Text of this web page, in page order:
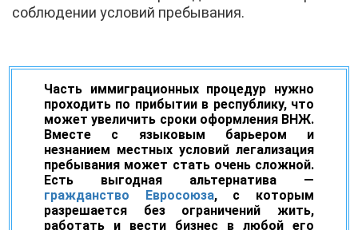
соблюдении условий пребывания.
Часть иммиграционных процедур нужно
проходить по прибытии в республику, что
может увеличить сроки оформления ВНЖ.
Вместе с языковым барьером и
незнанием местных условий легализация
пребывания может стать очень сложной.
Есть выгодная альтернатива —
гражданство Евросоюза, с которым
разрешается без ограничений жить,
работать и вести бизнес в любой его